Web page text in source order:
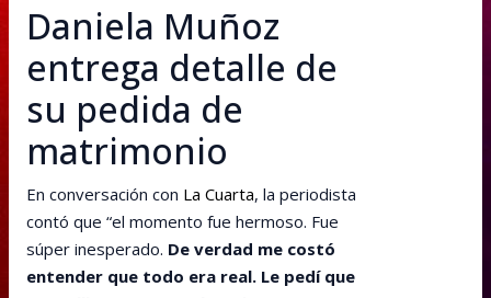
Daniela Muñoz
entrega detalle de
su pedida de
matrimonio
En conversación con La Cuarta, la periodista
contó que “el momento fue hermoso. Fue
súper inesperado. De verdad me costó
entender que todo era real. Le pedí que